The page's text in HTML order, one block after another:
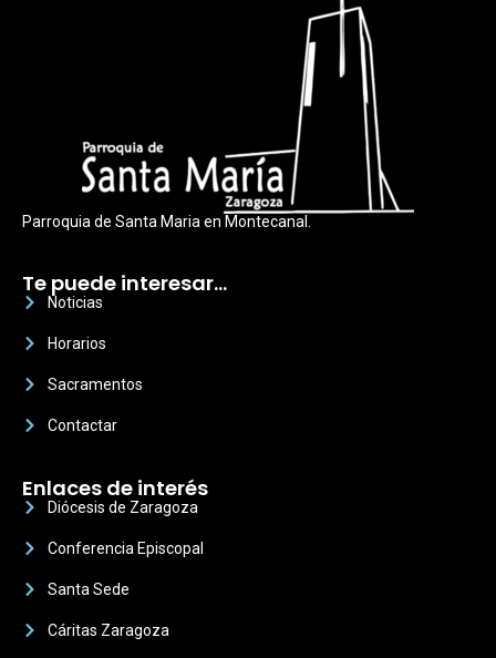
Parroquia de Santa Maria en Montecanal.
Te puede interesar…
Noticias
Horarios
Sacramentos
Contactar
Enlaces de interés
Diócesis de Zaragoza
Conferencia Episcopal
Santa Sede
Cáritas Zaragoza